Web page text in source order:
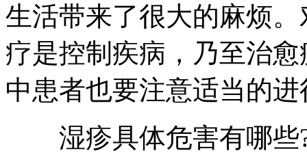
生活带来了很大的麻烦
疗是控制疾病，乃至治
中患者也要注意适当的
湿疹具体危害有哪些